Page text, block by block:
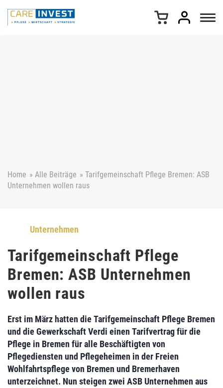
Home » Alle Beiträge » Tarifgemeinschaft Pflege Bremen: ASB
Unternehmen wollen raus
Unternehmen
Tarifgemeinschaft Pflege
Bremen: ASB Unternehmen
wollen raus
Erst im März hatten die Tarifgemeinschaft Pflege Bremen
und die Gewerkschaft Verdi einen Tarifvertrag für die
Pflege in Bremen für alle Beschäftigten von
Pflegediensten und Pflegeheimen in der Freien
Wohlfahrtspflege von Bremen und Bremerhaven
unterzeichnet. Nun steigen zwei ASB Unternehmen aus